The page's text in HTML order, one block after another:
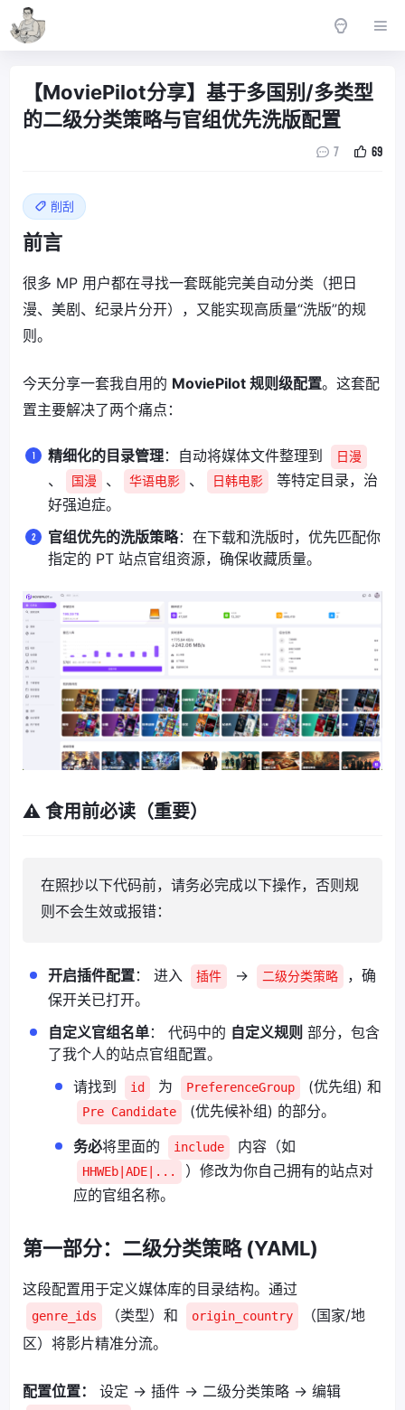
【MoviePilot分享】基于多国别/多类型
的二级分类策略与官组优先洗版配置
7 69
削刮
前言
很多 MP 用户都在寻找一套既能完美自动分类（把日
漫、美剧、纪录片分开），又能实现高质量“洗版”的规
则。
今天分享一套我自用的 MoviePilot 规则级配置。这套配
置主要解决了两个痛点：
精细化的目录管理：自动将媒体文件整理到 日漫
、 国漫 、 华语电影 、 日韩电影
等特定目录，治
好强迫症。
官组优先的洗版策略：在下载和洗版时，优先匹配你
指定的 PT 站点官组资源，确保收藏质量。
⚠️ 食用前必读（重要）
在照抄以下代码前，请务必完成以下操作，否则规
则不会生效或报错：
开启插件配置： 进入 插件 -> 二级分类策略
，确
保开关已打开。
自定义官组名单： 代码中的 自定义规则 部分，包含
了我个人的站点官组配置。
请找到
id 为 PreferenceGroup (优先组) 和
Pre Candidate
(优先候补组) 的部分。
务必将里面的 include 内容（如
HHWEb|ADE|...
）修改为你自己拥有的站点对
应的官组名称。
第一部分：二级分类策略 (YAML)
这段配置用于定义媒体库的目录结构。通过
genre_ids （类型）和 origin_country
（国家/地
区）将影片精准分流。
配置位置： 设定 -> 插件 -> 二级分类策略 -> 编辑